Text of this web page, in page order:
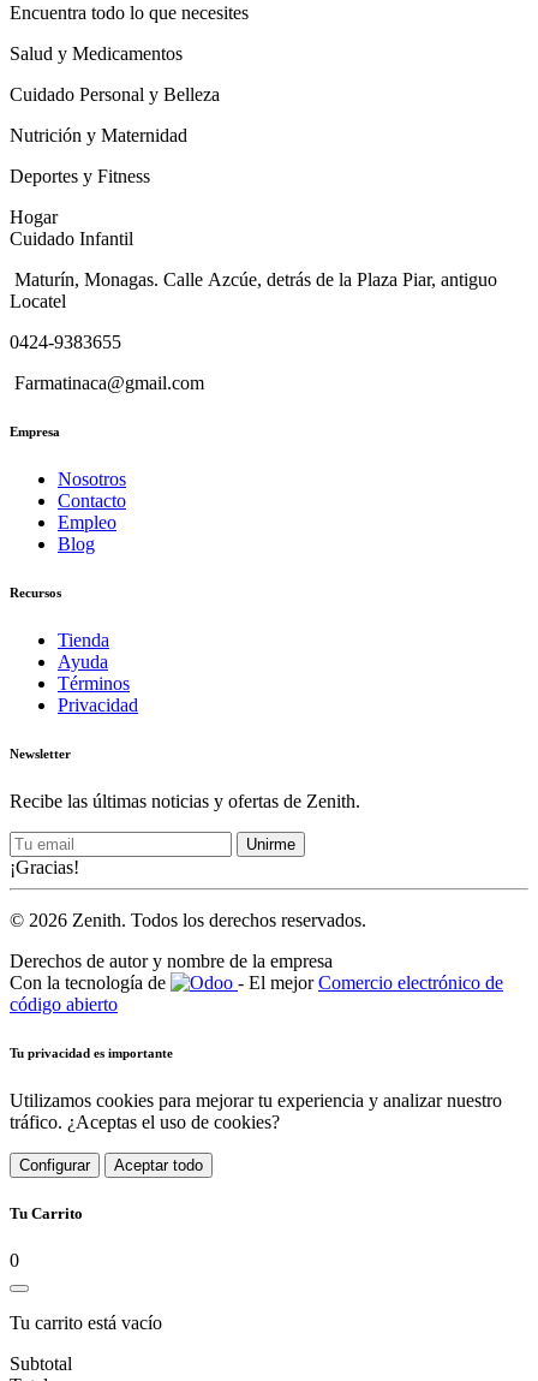
Encuentra todo lo que necesites
Salud y Medicamentos
Cuidado Personal y Belleza
Nutrición y Maternidad
Deportes y Fitness
Hogar
Cuidado Infantil
Maturín, Monagas. Calle Azcúe, detrás de la Plaza Piar, antiguo
Locatel
0424-9383655
Farmatinaca@gmail.com
Empresa
Nosotros
Contacto
Empleo
Blog
Recursos
Tienda
Ayuda
Términos
Privacidad
Newsletter
Recibe las últimas noticias y ofertas de Zenith.
Unirme
¡Gracias!
© 2026 Zenith. Todos los derechos reservados.
Derechos de autor y nombre de la empresa
Con la tecnología de
- El mejorComercio electrónico de
código abierto
Tu privacidad es importante
Utilizamos cookies para mejorar tu experiencia y analizar nuestro
tráfico. ¿Aceptas el uso de cookies?
Configurar Aceptar todo
Tu Carrito
0
Tu carrito está vacío
Subtotal